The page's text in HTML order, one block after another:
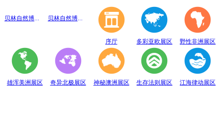
贝林自然博物馆趣味互动展区 贝林自然博物馆山海经奇展区
序厅 多彩亚欧展区 野性非洲展区
雄浑美洲展区 奇异北极展区 神秘澳洲展区 生存法则展区 江海律动展区